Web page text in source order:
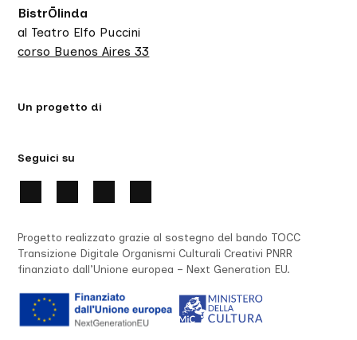
BistrŌlinda
al Teatro Elfo Puccini
corso Buenos Aires 33
Un progetto di
Seguici su
Progetto realizzato grazie al sostegno del bando TOCC
Transizione Digitale Organismi Culturali Creativi PNRR
finanziato dall’Unione europea – Next Generation EU.